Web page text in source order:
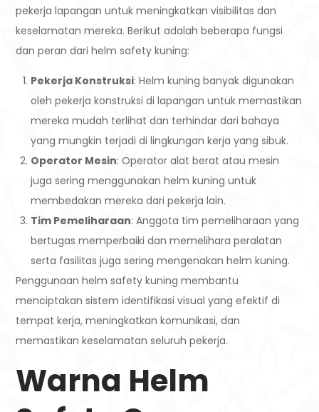
pekerja lapangan untuk meningkatkan visibilitas dan
keselamatan mereka. Berikut adalah beberapa fungsi
dan peran dari helm safety kuning:
Pekerja Konstruksi: Helm kuning banyak digunakan
oleh pekerja konstruksi di lapangan untuk memastikan
mereka mudah terlihat dan terhindar dari bahaya
yang mungkin terjadi di lingkungan kerja yang sibuk.
Operator Mesin: Operator alat berat atau mesin
juga sering menggunakan helm kuning untuk
membedakan mereka dari pekerja lain.
Tim Pemeliharaan: Anggota tim pemeliharaan yang
bertugas memperbaiki dan memelihara peralatan
serta fasilitas juga sering mengenakan helm kuning.
Penggunaan helm safety kuning membantu
menciptakan sistem identifikasi visual yang efektif di
tempat kerja, meningkatkan komunikasi, dan
memastikan keselamatan seluruh pekerja.
Warna Helm